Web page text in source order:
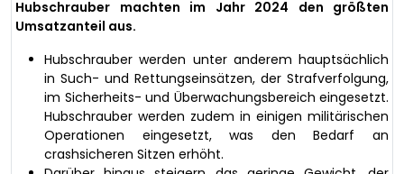
Hubschrauber machten im Jahr 2024 den größten
Umsatzanteil aus.
Hubschrauber werden unter anderem hauptsächlich
in Such- und Rettungseinsätzen, der Strafverfolgung,
im Sicherheits- und Überwachungsbereich eingesetzt.
Hubschrauber werden zudem in einigen militärischen
Operationen eingesetzt, was den Bedarf an
crashsicheren Sitzen erhöht.